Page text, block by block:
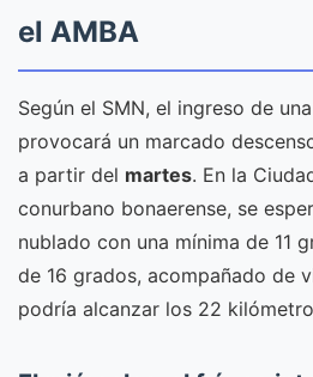
el AMBA
Según el SMN, el ingreso de
provocará un marcado
a partir del martes. En la
conurbano bonaerense, se
nublado con una mínima de 11
de 16 grados, acompañado de
podría alcanzar los 22